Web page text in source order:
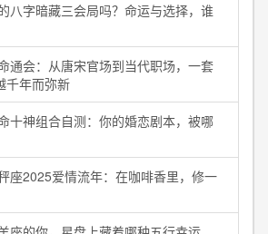
八字暗藏三会局吗？命运与选择，谁
通会：从唐宋官场到当代职场，一套
千年而弥新
十神组合自测：你的婚恋剧本，被哪
座2025爱情流年：在咖啡香里，修一